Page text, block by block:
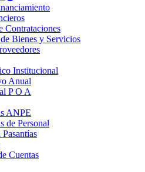
Contrataciones
Bienes y Servicios
Institucional
Anual
P O A
ANPE
de Personal
Cuentas